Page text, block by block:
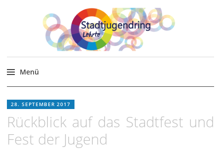
Stadtjugendring Lehrte
Themen, Veranstaltungen für junge Menschen in
und um Lehrte.
Menü
Inhalt
28. SEPTEMBER 2017
Rückblick auf das Stadtfest und
Fest der Jugend